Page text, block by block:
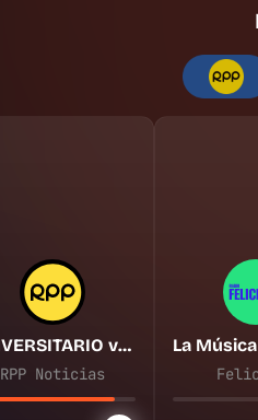
UNIVERSITARIO vs. SPORTING CRISTAL
RPP Noticias